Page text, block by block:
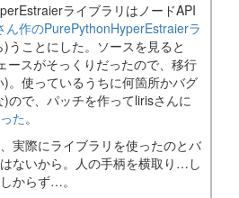
ライブラリはノードAPI
ん作のPurePythonHyperEstraierラ
うことにした。ソースを見ると
ースがそっくりだったので、移行
。使っているうちに何箇所かバグ
ので、パッチを作ってlirisさんに
た。
実際にライブラリを使ったのとバ
ないから。人の手柄を横取り…し
からず…。